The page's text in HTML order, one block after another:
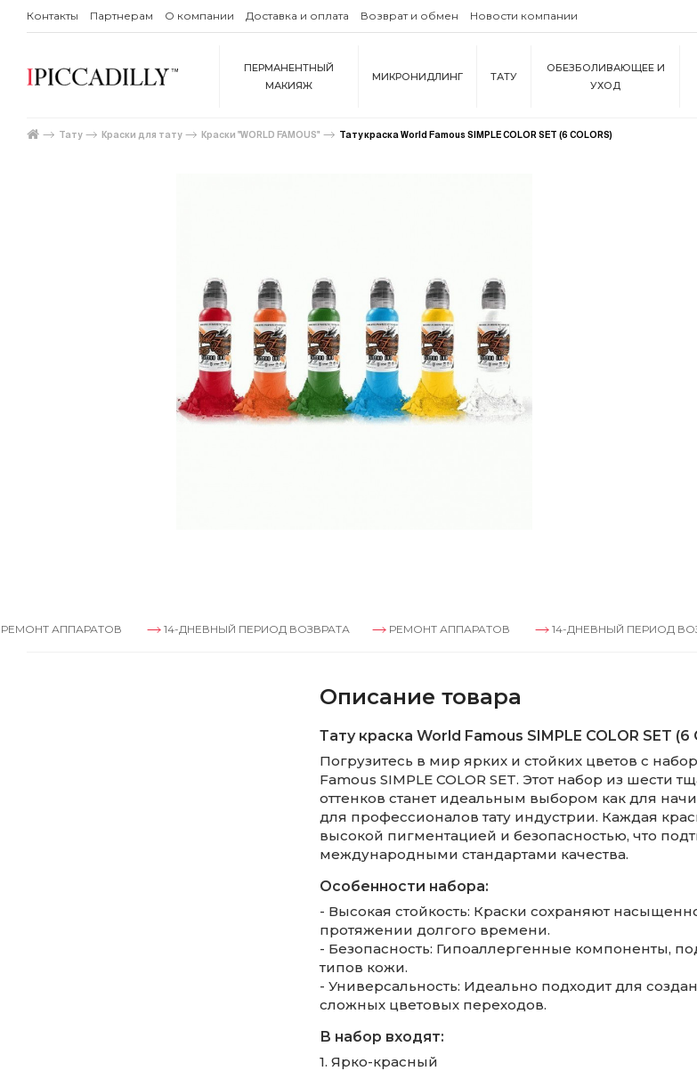
Контакты Партнерам О компании Доставка и оплата Возврат и обмен Новости компании
ПЕРМАНЕНТНЫЙ
МАКИЯЖ
МИКРОНИДЛИНГ ТАТУ
ОБЕЗБОЛИВАЮЩЕЕ И
УХОД
Тату Краски для тату Краски "WORLD FAMOUS" Тату краска World Famous SIMPLE COLOR SET (6 COLORS)
14-ДНЕВНЫЙ ПЕРИОД ВОЗВРАТА РЕМОНТ АППАРАТОВ 14-ДНЕВНЫЙ ПЕРИОД ВОЗВРАТА
Описание товара
Тату краска World Famous SIMPLE COLOR SET (6
Погрузитесь в мир ярких и стойких цветов с
Famous SIMPLE COLOR SET. Этот набор из шести
оттенков станет идеальным выбором как для
для профессионалов тату индустрии. Каждая
высокой пигментацией и безопасностью, что
международными стандартами качества.
Особенности набора:
- Высокая стойкость: Краски сохраняют
протяжении долгого времени.
- Безопасность: Гипоаллергенные компоненты,
типов кожи.
- Универсальность: Идеально подходит для
сложных цветовых переходов.
В набор входят:
1. Ярко-красный